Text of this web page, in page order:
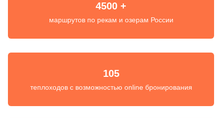
4500 +
маршрутов по рекам и озерам России
105
теплоходов с возможностью online бронирования